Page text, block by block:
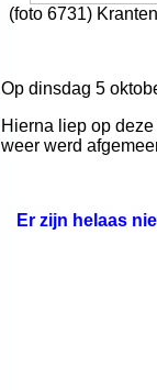
(foto 6731)
Op dinsdag 5
Hierna liep op
weer werd
Er zijn helaas